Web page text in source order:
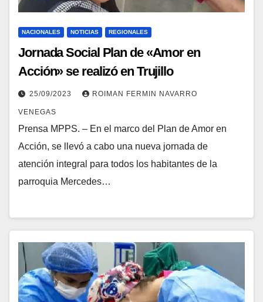
NACIONALES NOTICIAS REGIONALES
Jornada Social Plan de «Amor en
Acción» se realizó en Trujillo
25/09/2023 ROIMAN FERMIN NAVARRO
VENEGAS
Prensa MPPS. – En el marco del Plan de Amor en
Acción, se llevó a cabo una nueva jornada de
atención integral para todos los habitantes de la
parroquia Mercedes…